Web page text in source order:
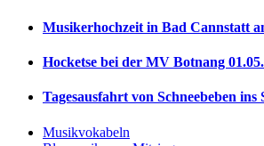
Musikerhochzeit in Bad Cannstatt
Hocketse bei der MV Botnang
Tagesausfahrt von Schneebeben
Musikvokabeln